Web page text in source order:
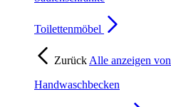
Toilettenmöbel
Zurück Alle anzeigen von
Handwaschbecken